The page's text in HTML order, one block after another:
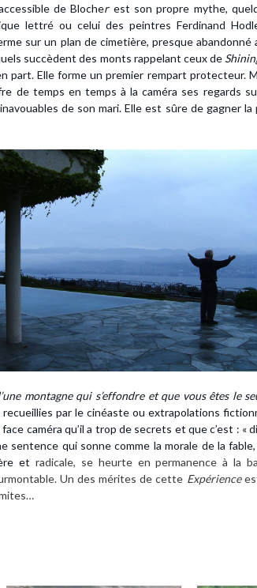
de Blocherest son propre mythe,
lettré ou celui des peintres Ferdinand
sur un plan de cimetière, presque abandonné
succèdent des monts rappelant ceux de
part. Elle forme un premier rempart protecteur.
de temps en temps à la caméra ses regards
de son mari. Elle est sûre de gagner la
montagne qui s’effondre et que vous êtes le
par le cinéaste ou extrapolations
caméra qu’il a trop de secrets et que c’est : «
sentence qui sonne comme la morale de la
et radicale, se heurte en permanence à la
Un des mérites de cette Expérience